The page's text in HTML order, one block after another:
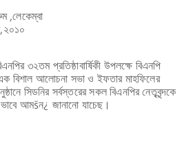
,লেকেম্বা
৩২তম প্রতিষ্ঠাবার্ষিকী উপলক্ষে বিএনপি
এক বিশাল আলোচনা সভা ও ইফতার মাহফিলের
সিডনির সর্বস্তরের সকল বিএনপির নেতৃবৃন্দকে
আমšন¿ জানানো যাচেছ।